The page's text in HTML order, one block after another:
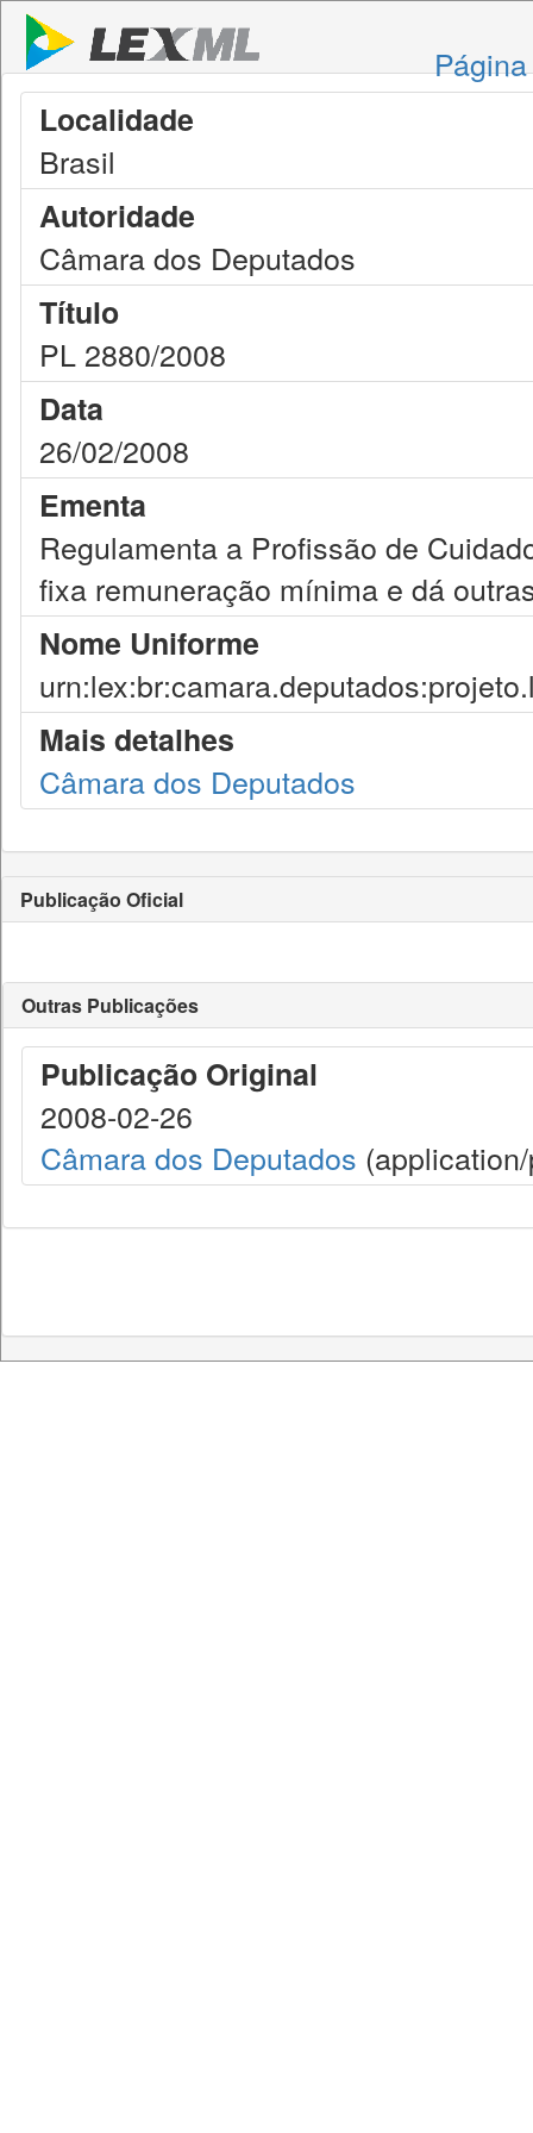
Localidade
Brasil
Autoridade
Câmara dos Deputados
Título
PL 2880/2008
Data
26/02/2008
Ementa
Regulamenta a Profissão de
fixa remuneração mínima e dá
Nome Uniforme
Mais detalhes
Câmara dos Deputados
Publicação Oficial
Outras Publicações
Publicação Original
2008-02-26
Câmara dos Deputados